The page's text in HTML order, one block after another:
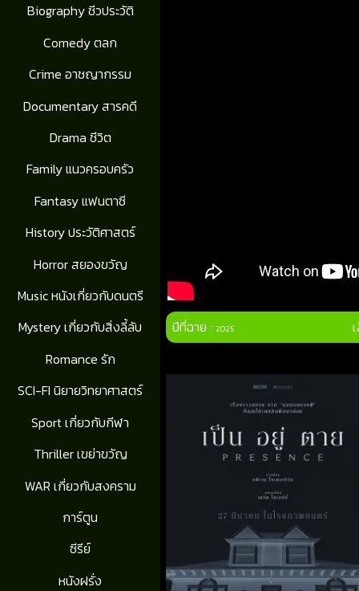
Biography ชีวประวัติ
Comedy ตลก
Crime อาชญากรรม
Documentary สารคดี
Drama ชีวิต
Family แนวครอบครัว
Fantasy แฟนตาซี
History ประวัติศาสตร์
Horror สยองขวัญ
Music หนังเกี่ยวกับดนตรี
Mystery เกี่ยวกับสิ่งลี้ลับ
Romance รัก
SCI-FI นิยายวิทยาศาสตร์
Sport เกี่ยวกับกีฬา
Thriller เขย่าขวัญ
WAR เกี่ยวกับสงคราม
การ์ตูน
ซีรีย์
หนังฝรั่ง
ปีที่ฉาย :2025